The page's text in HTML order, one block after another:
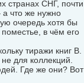
странах СНГ, почти
а что же нужно
очередь хотя бы
в чём его
тиражи книг В.
для коллекций.
Где же они? Вот